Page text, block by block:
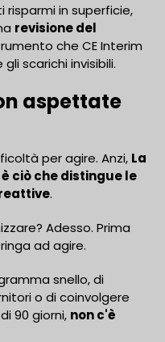
in superficie,
revisione del
che CE Interim
scarichi invisibili.
aspettate
per agire. Anzi, La
ciò che distingue le
.
Adesso. Prima
ad agire.
snello, di
o di coinvolgere
90 giorni, non c'è